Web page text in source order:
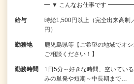
━ ▼ こんなお仕事です
給与
時給1,500円以上（完全出来高制
円）
勤務地
鹿児島県等【ご希望の地域でオ
ご相談ください！】
勤務時間
1日5分～好きな時間、空いてい
みの単発や短期～中長期まで…